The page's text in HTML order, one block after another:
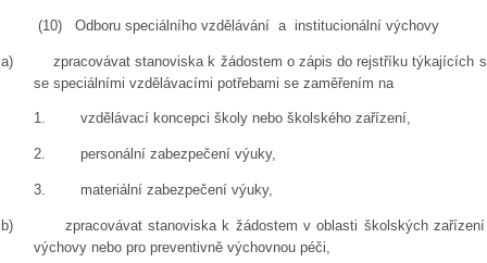
(10) Odboru speciálního vzdělávání a institucionální výchovy
a)
zpracovávat stanoviska k žádostem o zápis do rejstříku týkajících
se speciálními vzdělávacími potřebami se zaměřením na
1. vzdělávací koncepci školy nebo školského zařízení,
2. personální zabezpečení výuky,
3. materiální zabezpečení výuky,
b)
zpracovávat stanoviska k žádostem v oblasti školských
výchovy nebo pro preventivně výchovnou péči,